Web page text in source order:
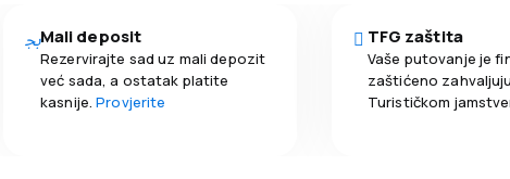
Mali deposit
Rezervirajte sad uz mali depozit
već sada, a ostatak platite
kasnije.Provjerite
TFG zaštita
Vaše putovanje je
zaštićeno
Turističkom